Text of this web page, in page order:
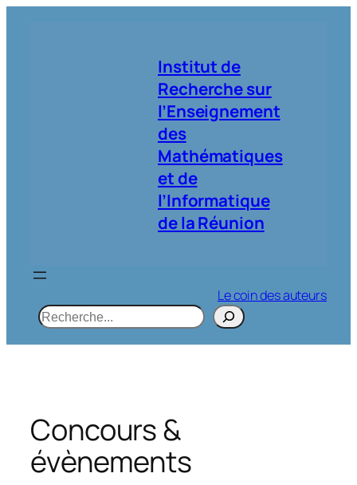
Institut de
Recherche sur
l’Enseignement
des
Mathématiques
et de
l’Informatique
de la Réunion
Le coin des auteurs
R
e
c
h
e
Concours &
évènements